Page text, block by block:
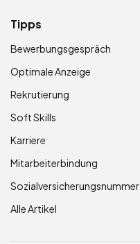
Tipps
Bewerbungsgespräch
Optimale Anzeige
Rekrutierung
Soft Skills
Karriere
Mitarbeiterbindung
Sozialversicherungsnummer
Alle Artikel